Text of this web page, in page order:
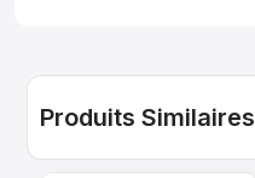
Produits Similaires